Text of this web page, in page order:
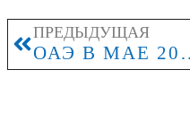
ПРЕДЫДУЩАЯ
ОАЭ В МАЕ 2026: